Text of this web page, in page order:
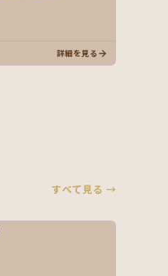
詳細を見る
すべて見る →